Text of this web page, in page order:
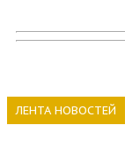
ЛЕНТА НОВОСТЕЙ